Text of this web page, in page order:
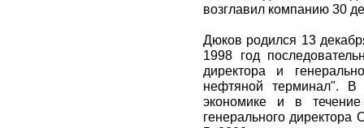
возглавил компанию 30
Дюков родился 13
1998 год
директора и
нефтяной терминал". В
экономике и в
генерального